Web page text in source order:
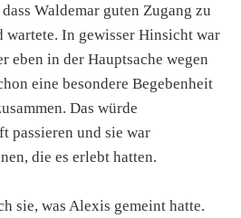
Waldemar guten Zugang zu
wartete. In gewisser Hinsicht war
eben in der Hauptsache wegen
eine besondere Begebenheit
Das würde
passieren und sie war
die es erlebt hatten.
sie, was Alexis gemeint hatte.